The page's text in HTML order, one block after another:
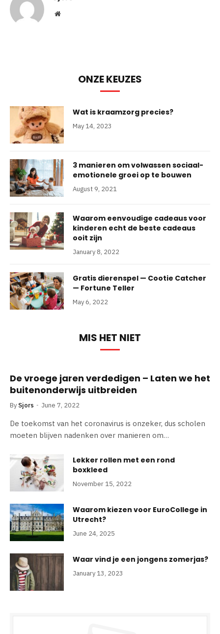
Website
ONZE KEUZES
Wat is kraamzorg precies?
May 14, 2023
3 manieren om volwassen sociaal-
emotionele groei op te bouwen
August 9, 2021
Waarom eenvoudige cadeaus voor
kinderen echt de beste cadeaus
ooit zijn
January 8, 2022
Gratis dierenspel — Cootie Catcher
— Fortune Teller
May 6, 2022
MIS HET NIET
De vroege jaren verdedigen – Laten we het
buitenonderwijs uitbreiden
By Sjors June 7, 2022
De toekomst van het coronavirus is onzeker, dus scholen
moeten blijven nadenken over manieren om…
Lekker rollen met een rond
boxkleed
November 15, 2022
Waarom kiezen voor EuroCollege in
Utrecht?
June 24, 2025
Waar vind je een jongens zomerjas?
January 13, 2023